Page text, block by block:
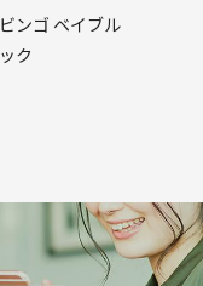
ビンゴ ベイブル
ック